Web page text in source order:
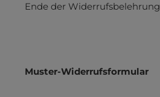
Ende der Widerrufsbelehrung
Muster-Widerrufsformular